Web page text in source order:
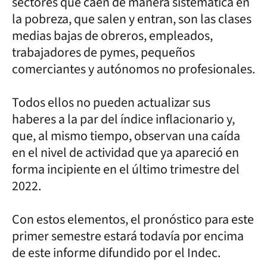
la pobreza, que salen y entran, son las clases
medias bajas de obreros, empleados,
trabajadores de pymes, pequeños
comerciantes y autónomos no profesionales.
Todos ellos no pueden actualizar sus
haberes a la par del índice inflacionario y,
que, al mismo tiempo, observan una caída
en el nivel de actividad que ya apareció en
forma incipiente en el último trimestre del
2022.
Con estos elementos, el pronóstico para este
primer semestre estará todavía por encima
de este informe difundido por el Indec.